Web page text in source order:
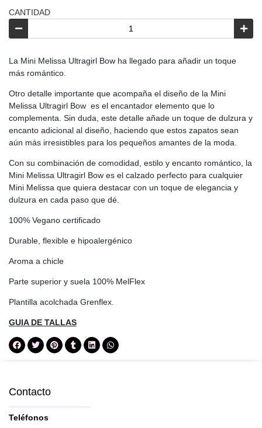
CANTIDAD
La Mini Melissa Ultragirl Bow ha llegado para añadir un toque
más romántico.
Otro detalle importante que acompaña el diseño de la Mini
Melissa Ultragirl Bow es el encantador elemento que lo
complementa. Sin duda, este detalle añade un toque de dulzura y
encanto adicional al diseño, haciendo que estos zapatos sean
aún más irresistibles para los pequeños amantes de la moda.
Con su combinación de comodidad, estilo y encanto romántico, la
Mini Melissa Ultragirl Bow es el calzado perfecto para cualquier
Mini Melissa que quiera destacar con un toque de elegancia y
dulzura en cada paso que dé.
100% Vegano certificado
Durable, flexible e hipoalergénico
Aroma a chicle
Parte superior y suela 100% MelFlex
Plantilla acolchada Grenflex.
GUIA DE TALLAS
Contacto
Teléfonos